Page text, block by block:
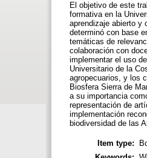
El objetivo de este
formativa en la
aprendizaje abierto y
determinó con base
temáticas de
colaboración con
implementar el uso
Universitario de la
agropecuarios, y los
Biosfera Sierra de
a su importancia
representación de
implementación
biodiversidad de las
Item type: